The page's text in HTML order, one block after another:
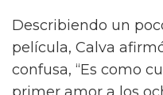
Describiendo un
película, Calva
confusa, “Es como